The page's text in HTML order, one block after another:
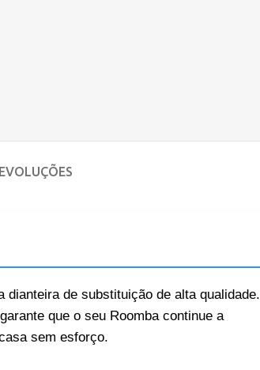
de substituição de alta qualidade.
que o seu Roomba continue a
sem esforço.